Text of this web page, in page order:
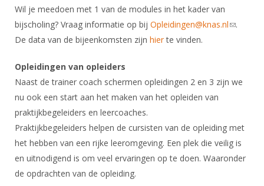
Formulieren
Alle Verenigingen
Nieuws
Verenigingsondersteuning
Witte Vlekkenplan
Oprichting Vereniging
Overschrijven leden
JEC
Veteranenwedstrijden
Wedstrijdorganisatie
Aanvragen van scheidsrechters
Scheidsrechterslijst
Import inschrijvingen uit Nahouw
Verwerk wedstrijduitslagen
Scheidsrechterslijst
Scheidsrechter Documentatie
Tuchtzaken
Infotheek
Bibliotheek
Wil je meedoen met 1 van de modules in het kader van
bijscholing? Vraag informatie op bij Opleidingen@knas.nl(link.
De data van de bijeenkomsten zijn hierte vinden.
Opleidingen van opleiders
Naast de trainer coach schermen opleidingen 2 en 3 zijn we
nu ook een start aan het maken van het opleiden van
praktijkbegeleiders en leercoaches.
Praktijkbegeleiders helpen de cursisten van de opleiding met
het hebben van een rijke leeromgeving. Een plek die veilig is
en uitnodigend is om veel ervaringen op te doen. Waaronder
de opdrachten van de opleiding.